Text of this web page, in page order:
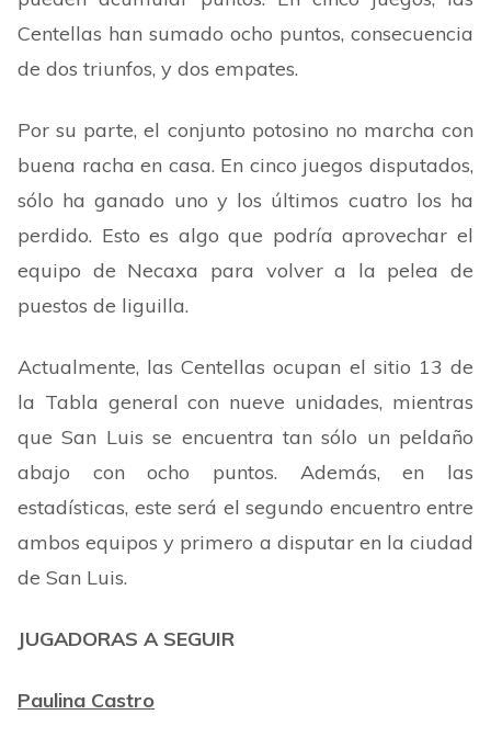
Centellas han sumado ocho puntos, consecuencia
de dos triunfos, y dos empates.
Por su parte, el conjunto potosino no marcha con
buena racha en casa. En cinco juegos disputados,
sólo ha ganado uno y los últimos cuatro los ha
perdido. Esto es algo que podría aprovechar el
equipo de Necaxa para volver a la pelea de
puestos de liguilla.
Actualmente, las Centellas ocupan el sitio 13 de
la Tabla general con nueve unidades, mientras
que San Luis se encuentra tan sólo un peldaño
abajo con ocho puntos. Además, en las
estadísticas, este será el segundo encuentro entre
ambos equipos y primero a disputar en la ciudad
de San Luis.
JUGADORAS A SEGUIR
Paulina Castro